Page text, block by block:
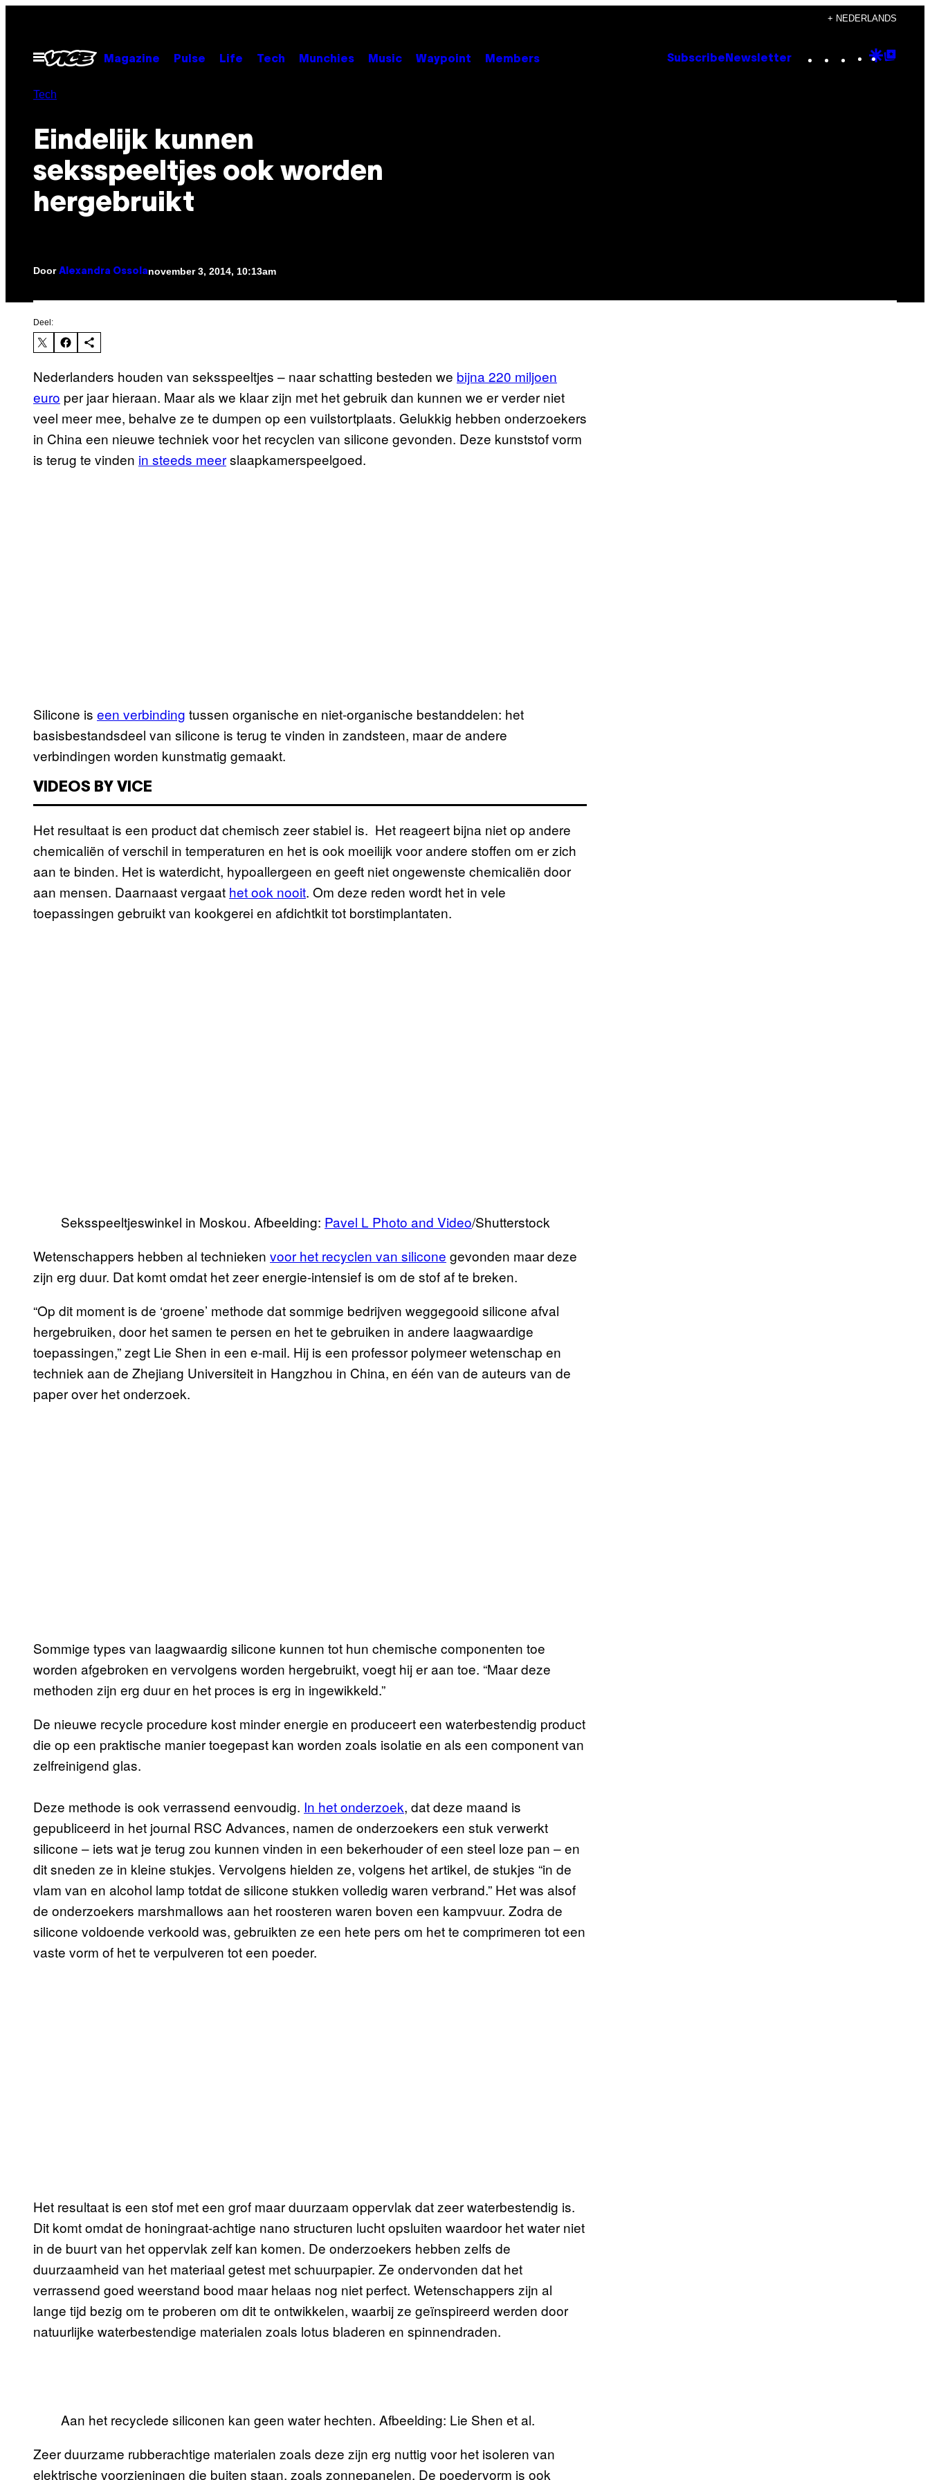
+ NEDERLANDS
Open
menu
Magazine Pulse Life Tech Munchies Music Waypoint Members Subscribe Newsletter Instagram
TikTok
YouTube
Google
Tech
Eindelijk kunnen
seksspeeltjes ook worden
hergebruikt
Door Alexandra Ossolanovember 3, 2014, 10:13am
Deel:
Nederlanders houden van seksspeeltjes – naar schatting besteden we bijna 220 miljoen
euro per jaar hieraan. Maar als we klaar zijn met het gebruik dan kunnen we er verder niet
veel meer mee, behalve ze te dumpen op een vuilstortplaats. Gelukkig hebben onderzoekers
in China een nieuwe techniek voor het recyclen van silicone gevonden. Deze kunststof vorm
is terug te vinden in steeds meerslaapkamerspeelgoed.
Silicone is een verbinding tussen organische en niet-organische bestanddelen: het
basisbestandsdeel van silicone is terug te vinden in zandsteen, maar de andere
verbindingen worden kunstmatig gemaakt.
VIDEOS BY VICE
Het resultaat is een product dat chemisch zeer stabiel is. Het reageert bijna niet op andere
chemicaliën of verschil in temperaturen en het is ook moeilijk voor andere stoffen om er zich
aan te binden. Het is waterdicht, hypoallergeen en geeft niet ongewenste chemicaliën door
aan mensen. Daarnaast vergaat het ook nooit. Om deze reden wordt het in vele
toepassingen gebruikt van kookgerei en afdichtkit tot borstimplantaten.
Seksspeeltjeswinkel in Moskou. Afbeelding: Pavel L Photo and Video/Shutterstock
Wetenschappers hebben al technieken voor het recyclen van silicone gevonden maar deze
zijn erg duur. Dat komt omdat het zeer energie-intensief is om de stof af te breken.
“Op dit moment is de ‘groene’ methode dat sommige bedrijven weggegooid silicone afval
hergebruiken, door het samen te persen en het te gebruiken in andere laagwaardige
toepassingen,” zegt Lie Shen in een e-mail. Hij is een professor polymeer wetenschap en
techniek aan de Zhejiang Universiteit in Hangzhou in China, en één van de auteurs van de
paper over het onderzoek.
Sommige types van laagwaardig silicone kunnen tot hun chemische componenten toe
worden afgebroken en vervolgens worden hergebruikt, voegt hij er aan toe. “Maar deze
methoden zijn erg duur en het proces is erg in ingewikkeld.”
De nieuwe recycle procedure kost minder energie en produceert een waterbestendig product
die op een praktische manier toegepast kan worden zoals isolatie en als een component van
zelfreinigend glas.
Deze methode is ook verrassend eenvoudig. In het onderzoek, dat deze maand is
gepubliceerd in het journal RSC Advances, namen de onderzoekers een stuk verwerkt
silicone – iets wat je terug zou kunnen vinden in een bekerhouder of een steel loze pan – en
dit sneden ze in kleine stukjes. Vervolgens hielden ze, volgens het artikel, de stukjes “in de
vlam van en alcohol lamp totdat de silicone stukken volledig waren verbrand.” Het was alsof
de onderzoekers marshmallows aan het roosteren waren boven een kampvuur. Zodra de
silicone voldoende verkoold was, gebruikten ze een hete pers om het te comprimeren tot een
vaste vorm of het te verpulveren tot een poeder.
Het resultaat is een stof met een grof maar duurzaam oppervlak dat zeer waterbestendig is.
Dit komt omdat de honingraat-achtige nano structuren lucht opsluiten waardoor het water niet
in de buurt van het oppervlak zelf kan komen. De onderzoekers hebben zelfs de
duurzaamheid van het materiaal getest met schuurpapier. Ze ondervonden dat het
verrassend goed weerstand bood maar helaas nog niet perfect. Wetenschappers zijn al
lange tijd bezig om te proberen om dit te ontwikkelen, waarbij ze geïnspireerd werden door
natuurlijke waterbestendige materialen zoals lotus bladeren en spinnendraden.
Aan het recyclede siliconen kan geen water hechten. Afbeelding: Lie Shen et al.
Zeer duurzame rubberachtige materialen zoals deze zijn erg nuttig voor het isoleren van
elektrische voorzieningen die buiten staan, zoals zonnepanelen. De poedervorm is ook